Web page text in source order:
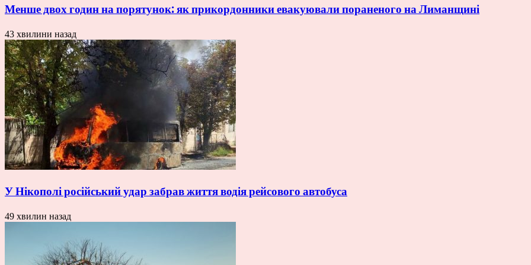
Менше двох годин на порятунок: як прикордонники евакуювали пораненого на Лиманщині
43 хвилини назад
У Нікополі російський удар забрав життя водія рейсового автобуса
49 хвилин назад